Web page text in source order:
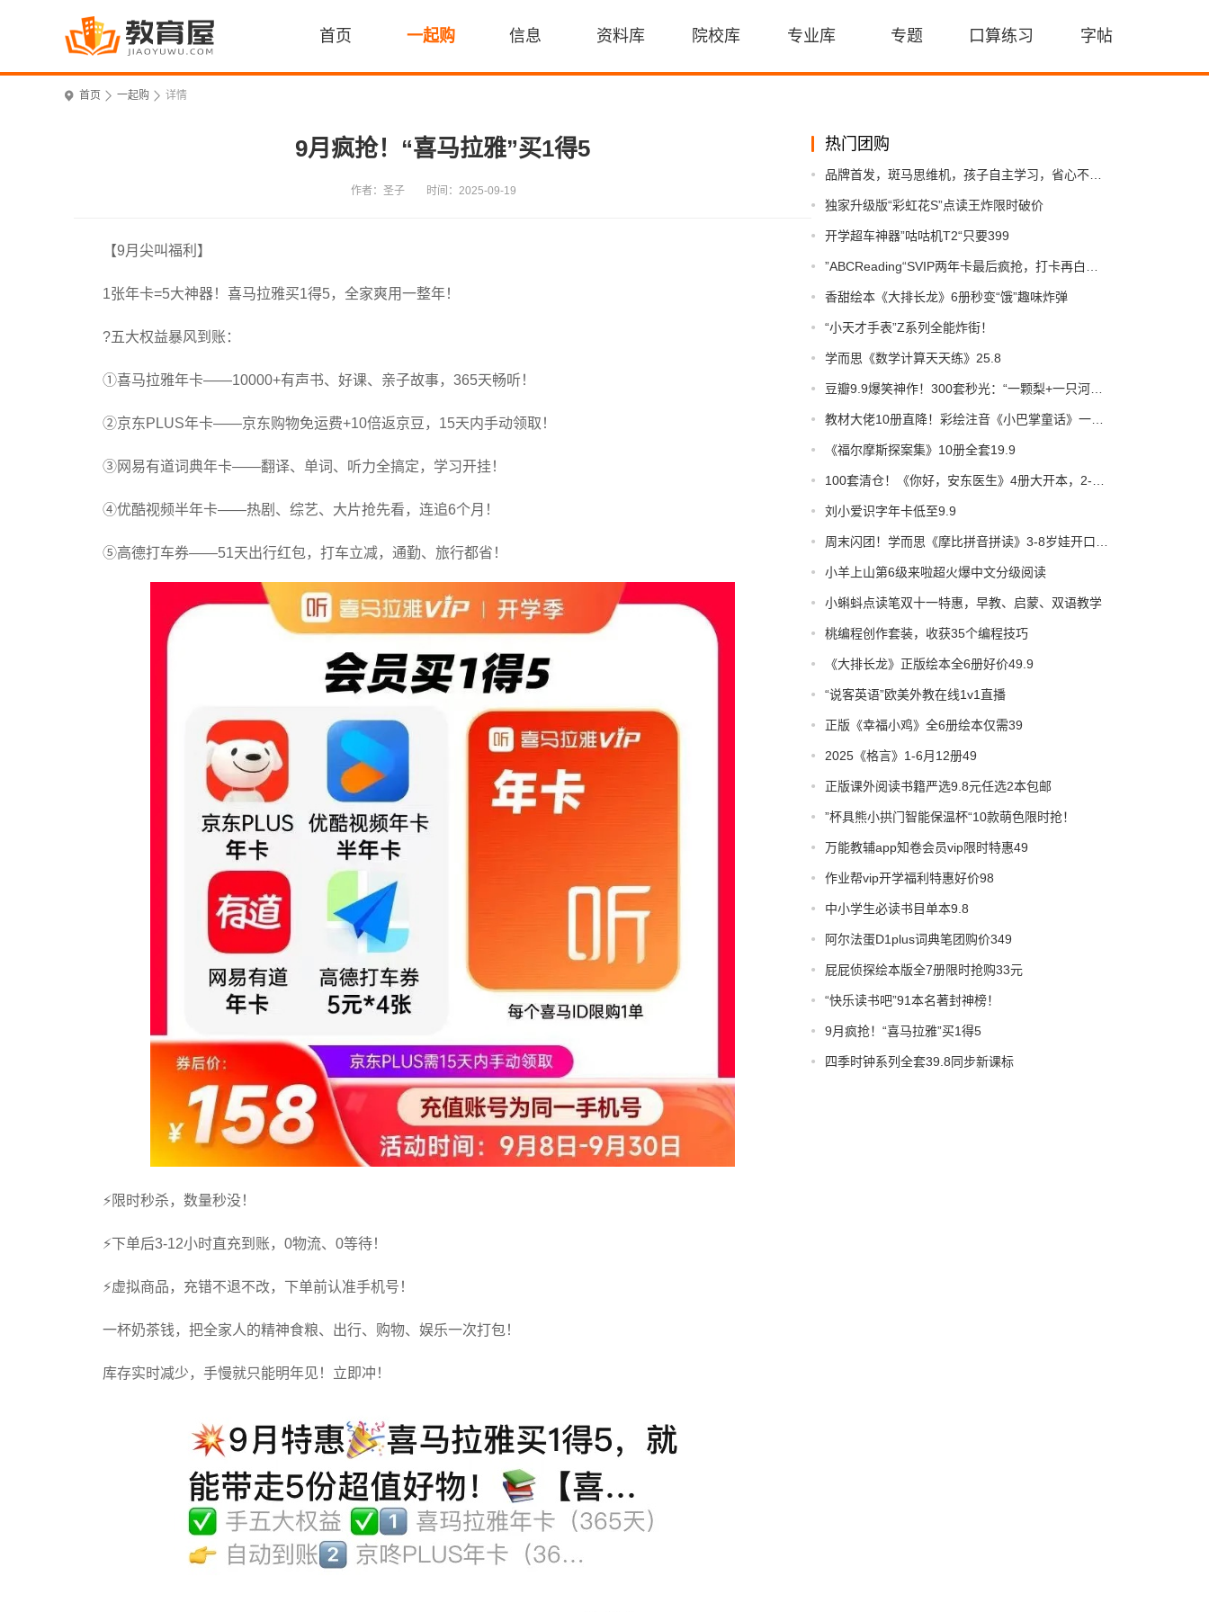
首页 一起购 信息 资料库 院校库 专业库 专题 口算练习 字帖
首页 一起购 详情
热门团购
独家升级版“彩虹花S”点读王炸限时破价
开学超车神器”咕咕机T2“只要399
香甜绘本《大排长龙》6册秒变“饿”趣味炸弹
“小天才手表”Z系列全能炸街！
学而思《数学计算天天练》25.8
《福尔摩斯探案集》10册全套19.9
刘小爱识字年卡低至9.9
小羊上山第6级来啦超火爆中文分级阅读
小蝌蚪点读笔双十一特惠，早教、启蒙、双语教学
桃编程创作套装，收获35个编程技巧
《大排长龙》正版绘本全6册好价49.9
“说客英语”欧美外教在线1v1直播
正版《幸福小鸡》全6册绘本仅需39
2025《格言》1-6月12册49
正版课外阅读书籍严选9.8元任选2本包邮
”杯具熊小拱门智能保温杯“10款萌色限时抢！
万能教辅app知卷会员vip限时特惠49
作业帮vip开学福利特惠好价98
中小学生必读书目单本9.8
阿尔法蛋D1plus词典笔团购价349
屁屁侦探绘本版全7册限时抢购33元
“快乐读书吧”91本名著封神榜！
9月疯抢！“喜马拉雅”买1得5
四季时钟系列全套39.8同步新课标
9月疯抢！“喜马拉雅”买1得5
作者：圣子 时间：2025-09-19
【9月尖叫福利】
1张年卡=5大神器！喜马拉雅买1得5，全家爽用一整年！
?五大权益暴风到账：
①喜马拉雅年卡——10000+有声书、好课、亲子故事，365天畅听！
②京东PLUS年卡——京东购物免运费+10倍返京豆，15天内手动领取！
③网易有道词典年卡——翻译、单词、听力全搞定，学习开挂！
④优酷视频半年卡——热剧、综艺、大片抢先看，连追6个月！
⑤高德打车券——51天出行红包，打车立减，通勤、旅行都省！
⚡限时秒杀，数量秒没！
⚡下单后3-12小时直充到账，0物流、0等待！
⚡虚拟商品，充错不退不改，下单前认准手机号！
一杯奶茶钱，把全家人的精神食粮、出行、购物、娱乐一次打包！
库存实时减少，手慢就只能明年见！立即冲！